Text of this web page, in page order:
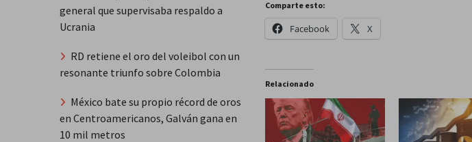
Comparte esto:
Facebook X
Relacionado
general que supervisaba respaldo a
Ucrania
RD retiene el oro del voleibol con un
resonante triunfo sobre Colombia
México bate su propio récord de oros
en Centroamericanos, Galván gana en
10 mil metros